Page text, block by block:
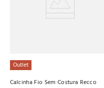
Outlet
Calcinha Fio Sem Costura Recco